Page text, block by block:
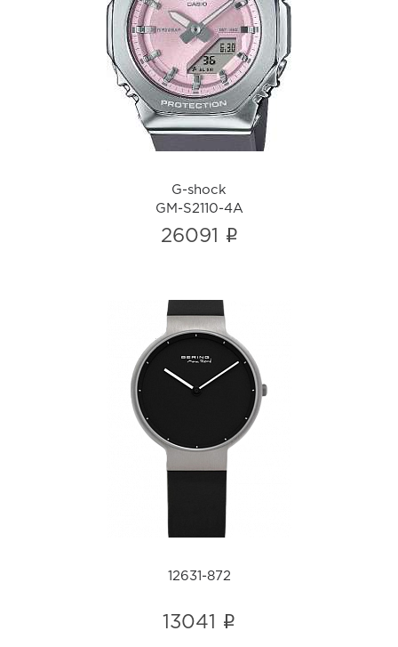
G-shock
GM-S2110-4A
i
G-shock
GM-S2110-4A
26091 i
i
12631-872
13041 i